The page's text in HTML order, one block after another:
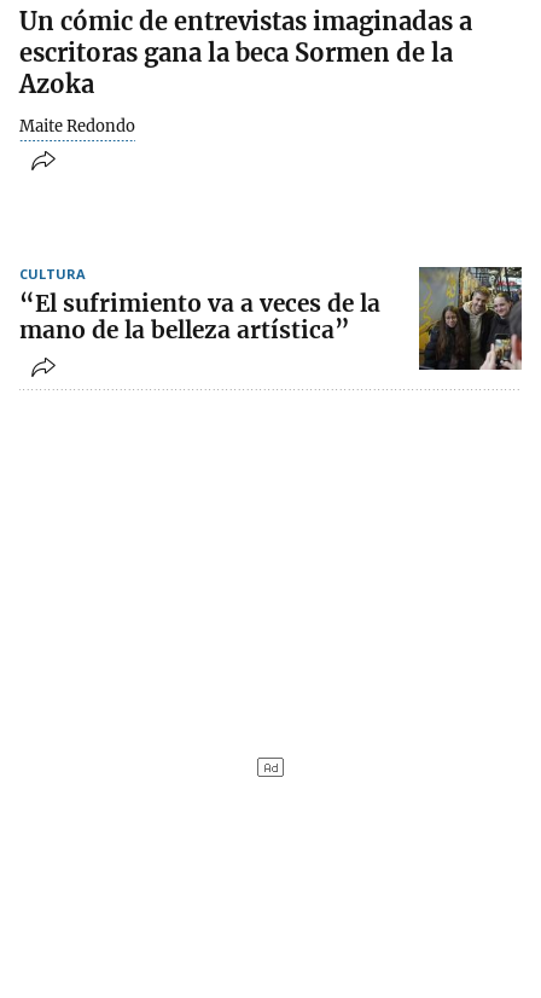
Un cómic de entrevistas imaginadas a
escritoras gana la beca Sormen de la
Azoka
Maite Redondo
CULTURA
“El sufrimiento va a veces de la
mano de la belleza artística”